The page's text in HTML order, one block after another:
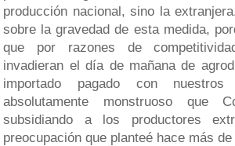
producción nacional, sino la
sobre la gravedad de esta medida,
que por razones de
invadieran el día de mañana de
importado pagado con nuestros
absolutamente monstruoso que
subsidiando a los productores
preocupación que planteé hace más